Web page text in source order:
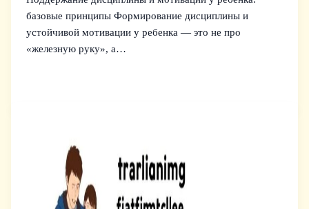
базовые принципы Формирование дисциплины и
устойчивой мотивации у ребенка — это не про
«железную руку», а…